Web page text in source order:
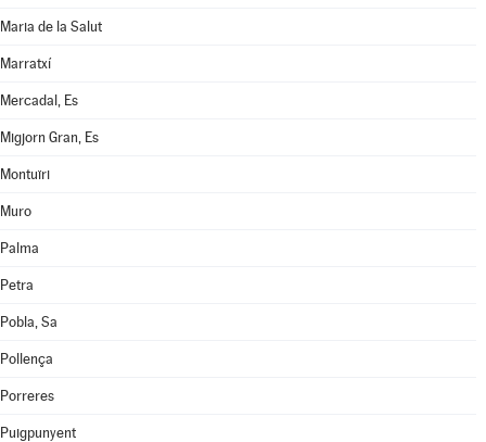
Maria de la Salut
Marratxí
Mercadal, Es
Migjorn Gran, Es
Montuïri
Muro
Palma
Petra
Pobla, Sa
Pollença
Porreres
Puigpunyent